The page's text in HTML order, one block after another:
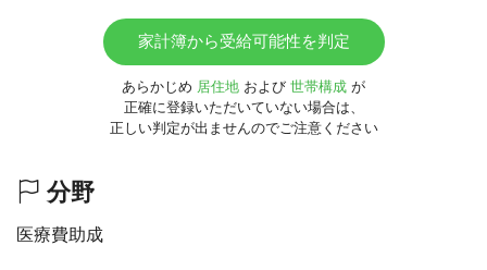
家計簿から受給可能性を判定
あらかじめ 居住地 および 世帯構成 が
正確に登録いただいていない場合は、
正しい判定が出ませんのでご注意ください
分野
医療費助成